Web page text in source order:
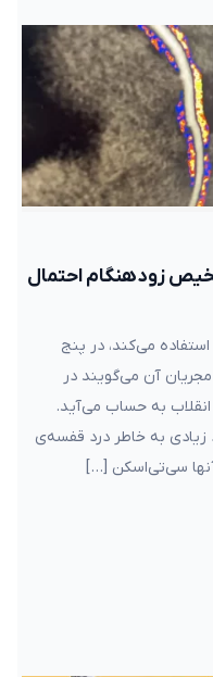
زودهنگام احتمال
می‌کند، در پنج
آن می‌گویند در
به حساب می‌آید.
زیادی به خاطر درد قفسه‌ی
سی‌تی‌اسکن […]